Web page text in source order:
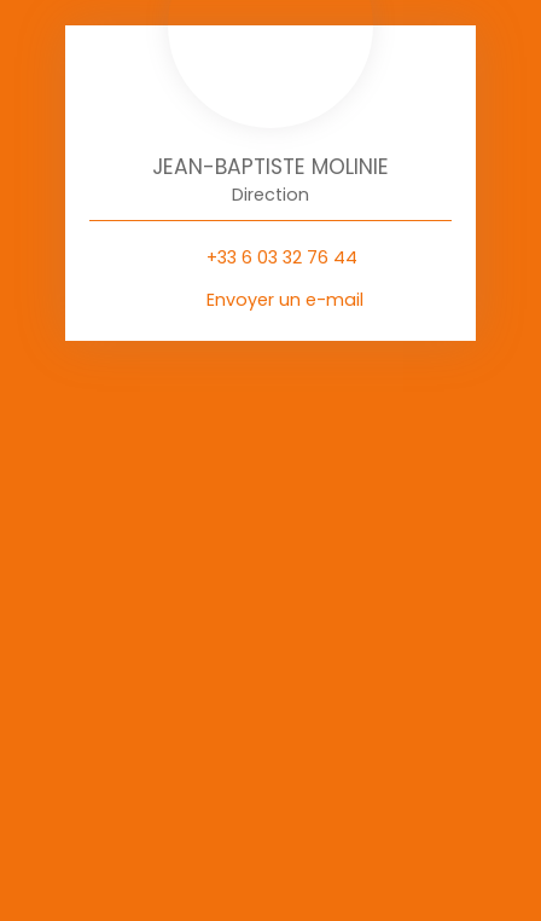
JEAN-BAPTISTE MOLINIE
Direction
+33 6 03 32 76 44
Envoyer un e-mail